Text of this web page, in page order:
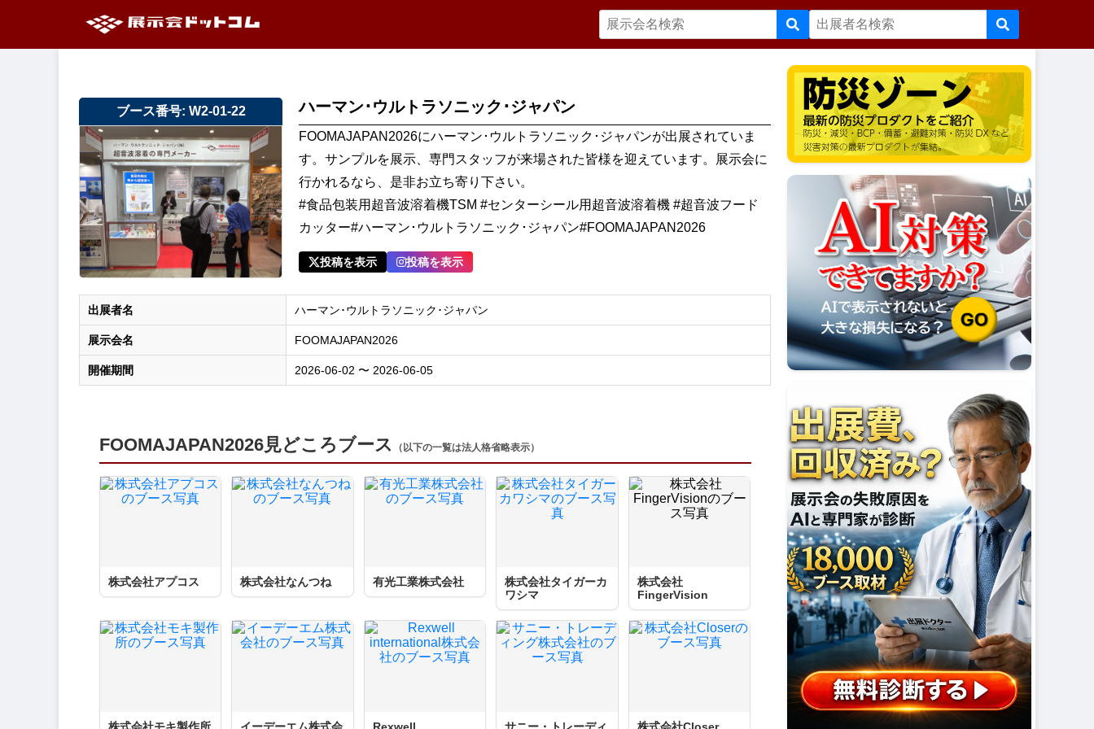
ブース番号: W2-01-22 ハーマン･ウルトラソニック･ジャパン
FOOMAJAPAN2026にハーマン･ウルトラソニック･ジャパンが出展されていま
す。サンプルを展示、専門スタッフが来場された皆様を迎えています。展示会に
行かれるなら、是非お立ち寄り下さい。
#食品包装用超音波溶着機TSM #センターシール用超音波溶着機 #超音波フード
カッター#ハーマン･ウルトラソニック･ジャパン#FOOMAJAPAN2026
投稿を表示 投稿を表示
出展者名 ハーマン･ウルトラソニック･ジャパン
展示会名 FOOMAJAPAN2026
開催期間 2026-06-02 〜 2026-06-05
FOOMAJAPAN2026見どころブース （以下の一覧は法人格省略表示）
株式会社アプコス 株式会社なんつね 有光工業株式会社
株式会社タイガーカ
ワシマ
株式会社
FingerVision